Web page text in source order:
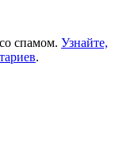
спамом. Узнайте,
.